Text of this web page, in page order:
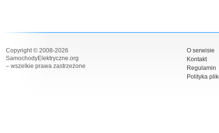
Copyright © 2008-2026
SamochodyElektryczne.org
– wszelkie prawa zastrzeżone
O serwisie
Kontakt
Regulamin
Polityka